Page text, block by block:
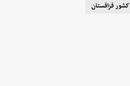
کشور قزاقستان